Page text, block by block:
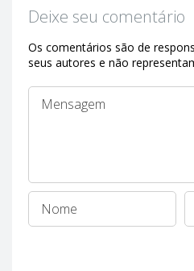
Deixe seu comentário
Os comentários são de
seus autores e não